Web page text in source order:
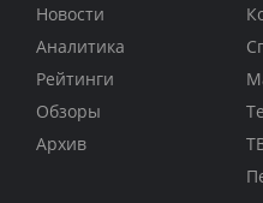
Новости
Аналитика
Рейтинги
Обзоры
Архив